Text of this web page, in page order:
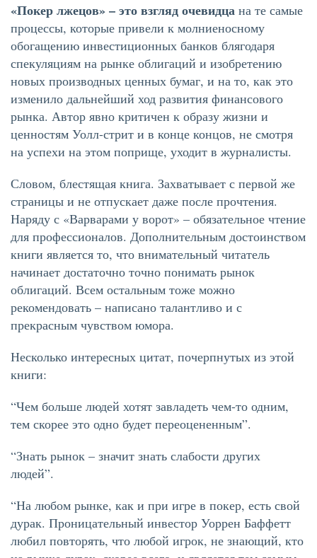
«Покер лжецов» – это взгляд очевидца на те самые
процессы, которые привели к молниеносному
обогащению инвестиционных банков блягодаря
спекуляциям на рынке облигаций и изобретению
новых производных ценных бумаг, и на то, как это
изменило дальнейший ход развития финансового
рынка. Автор явно критичен к образу жизни и
ценностям Уолл-стрит и в конце концов, не смотря
на успехи на этом поприще, уходит в журналисты.
Словом, блестящая книга. Захватывает с первой же
страницы и не отпускает даже после прочтения.
Наряду с «Варварами у ворот» – обязательное чтение
для профессионалов. Дополнительным достоинством
книги является то, что внимательный читатель
начинает достаточно точно понимать рынок
облигаций. Всем остальным тоже можно
рекомендовать – написано талантливо и с
прекрасным чувством юмора.
Несколько интересных цитат, почерпнутых из этой
книги:
“Чем больше людей хотят завладеть чем-то одним,
тем скорее это одно будет переоцененным”.
“Знать рынок – значит знать слабости других
людей”.
“На любом рынке, как и при игре в покер, есть свой
дурак. Проницательный инвестор Уоррен Баффетт
любил повторять, что любой игрок, не знающий, кто